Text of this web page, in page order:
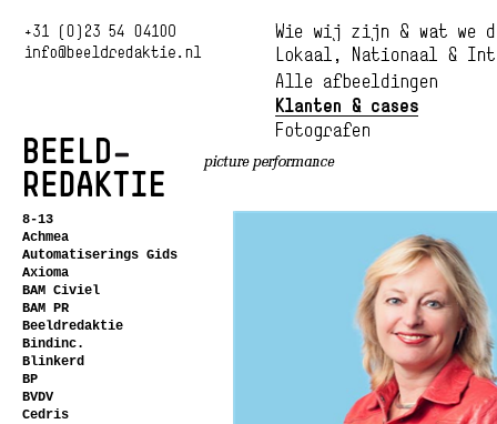
8-13
Achmea
Automatiserings Gids
Axioma
BAM Civiel
BAM PR
Beeldredaktie
Bindinc.
Blinkerd
BP
BVDV
Cedris